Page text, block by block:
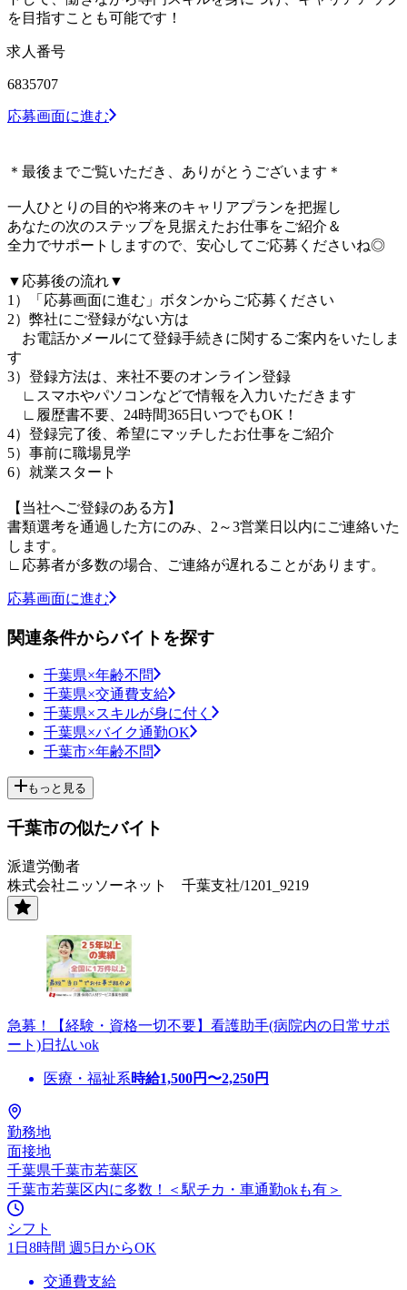
を目指すことも可能です！
求人番号
6835707
応募画面に進む
＊最後までご覧いただき、ありがとうございます＊
一人ひとりの目的や将来のキャリアプランを把握し
あなたの次のステップを見据えたお仕事をご紹介＆
全力でサポートしますので、安心してご応募くださいね◎
▼応募後の流れ▼
1）「応募画面に進む」ボタンからご応募ください
2）弊社にご登録がない方は
お電話かメールにて登録手続きに関するご案内をいたしま
す
3）登録方法は、来社不要のオンライン登録
∟スマホやパソコンなどで情報を入力いただきます
∟履歴書不要、24時間365日いつでもOK！
4）登録完了後、希望にマッチしたお仕事をご紹介
5）事前に職場見学
6）就業スタート
【当社へご登録のある方】
書類選考を通過した方にのみ、2～3営業日以内にご連絡いた
します。
∟応募者が多数の場合、ご連絡が遅れることがあります。
応募画面に進む
関連条件からバイトを探す
千葉県×年齢不問
千葉県×交通費支給
千葉県×スキルが身に付く
千葉県×バイク通勤OK
千葉市×年齢不問
もっと見る
千葉市の似たバイト
派遣労働者
株式会社ニッソーネット 千葉支社/1201_9219
急募！【経験・資格一切不要】看護助手(病院内の日常サポ
ート)日払いok
医療・福祉系時給1,500円〜2,250円
勤務地
面接地
千葉県千葉市若葉区
千葉市若葉区内に多数！＜駅チカ・車通勤okも有＞
シフト
1日8時間 週5日からOK
交通費支給